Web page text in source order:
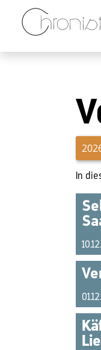
Zum Hauptinhalt springen
In